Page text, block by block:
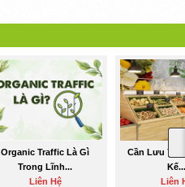
Organic Traffic Là Gì
Trong Lĩnh...
Liên Hệ
Cần Lưu Ý
Liên